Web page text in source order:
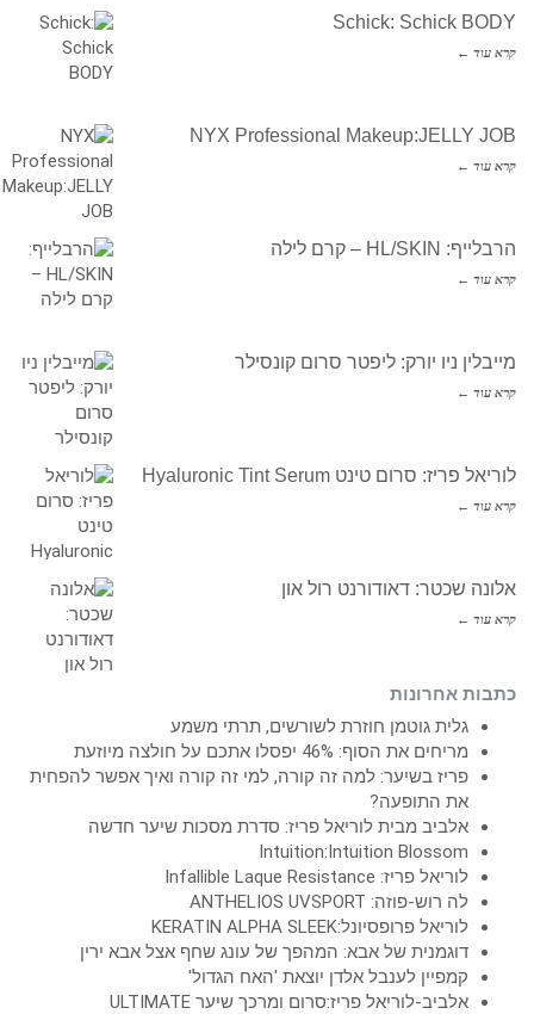
Schick: Schick BODY
קרא עוד ←
NYX Professional Makeup:JELLY JOB
קרא עוד ←
הרבלייף: HL/SKIN – קרם לילה
קרא עוד ←
מייבלין ניו יורק: ליפטר סרום קונסילר
קרא עוד ←
לוריאל פריז: סרום טינט Hyaluronic Tint Serum
קרא עוד ←
אלונה שכטר: דאודורנט רול און
קרא עוד ←
כתבות אחרונות
גלית גוטמן חוזרת לשורשים, תרתי משמע
מריחים את הסוף: 46% יפסלו אתכם על חולצה מיוזעת
פריז בשיער: למה זה קורה, למי זה קורה ואיך אפשר להפחית
את התופעה?
אלביב מבית לוריאל פריז: סדרת מסכות שיער חדשה
Intuition:Intuition Blossom
לוריאל פריז: Infallible Laque Resistance
לה רוש-פוזה: ANTHELIOS UVSPORT
לוריאל פרופסיונל:KERATIN ALPHA SLEEK
דוגמנית של אבא: המהפך של עונג שחף אצל אבא ירין
קמפיין לענבל אלדן יוצאת 'האח הגדול'
אלביב-לוריאל פריז:סרום ומרכך שיער ULTIMATE